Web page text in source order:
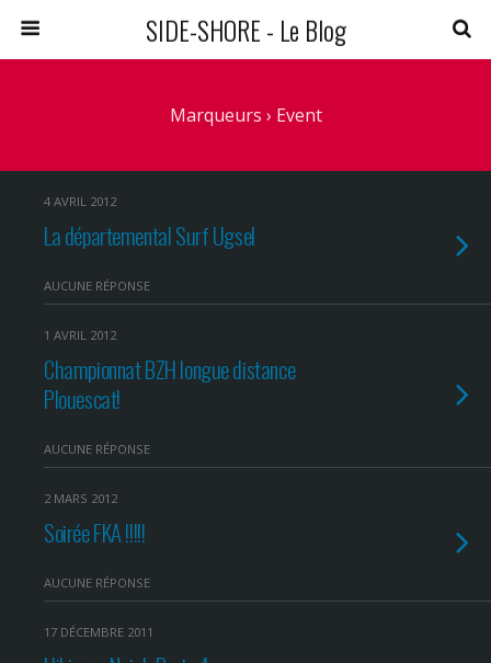
SIDE-SHORE - Le Blog
Marqueurs › Event
4 AVRIL 2012
La départemental Surf Ugsel
AUCUNE RÉPONSE
1 AVRIL 2012
Championnat BZH longue distance
Plouescat‏!
AUCUNE RÉPONSE
2 MARS 2012
Soirée FKA !!!!!
AUCUNE RÉPONSE
17 DÉCEMBRE 2011